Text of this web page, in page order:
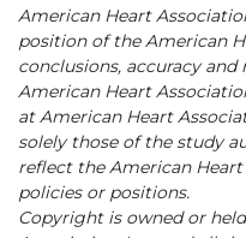
American Heart
position of the American
conclusions, accuracy
American Heart
at American Heart
solely those of the study
reflect the American
policies or positions.
Copyright is owned or